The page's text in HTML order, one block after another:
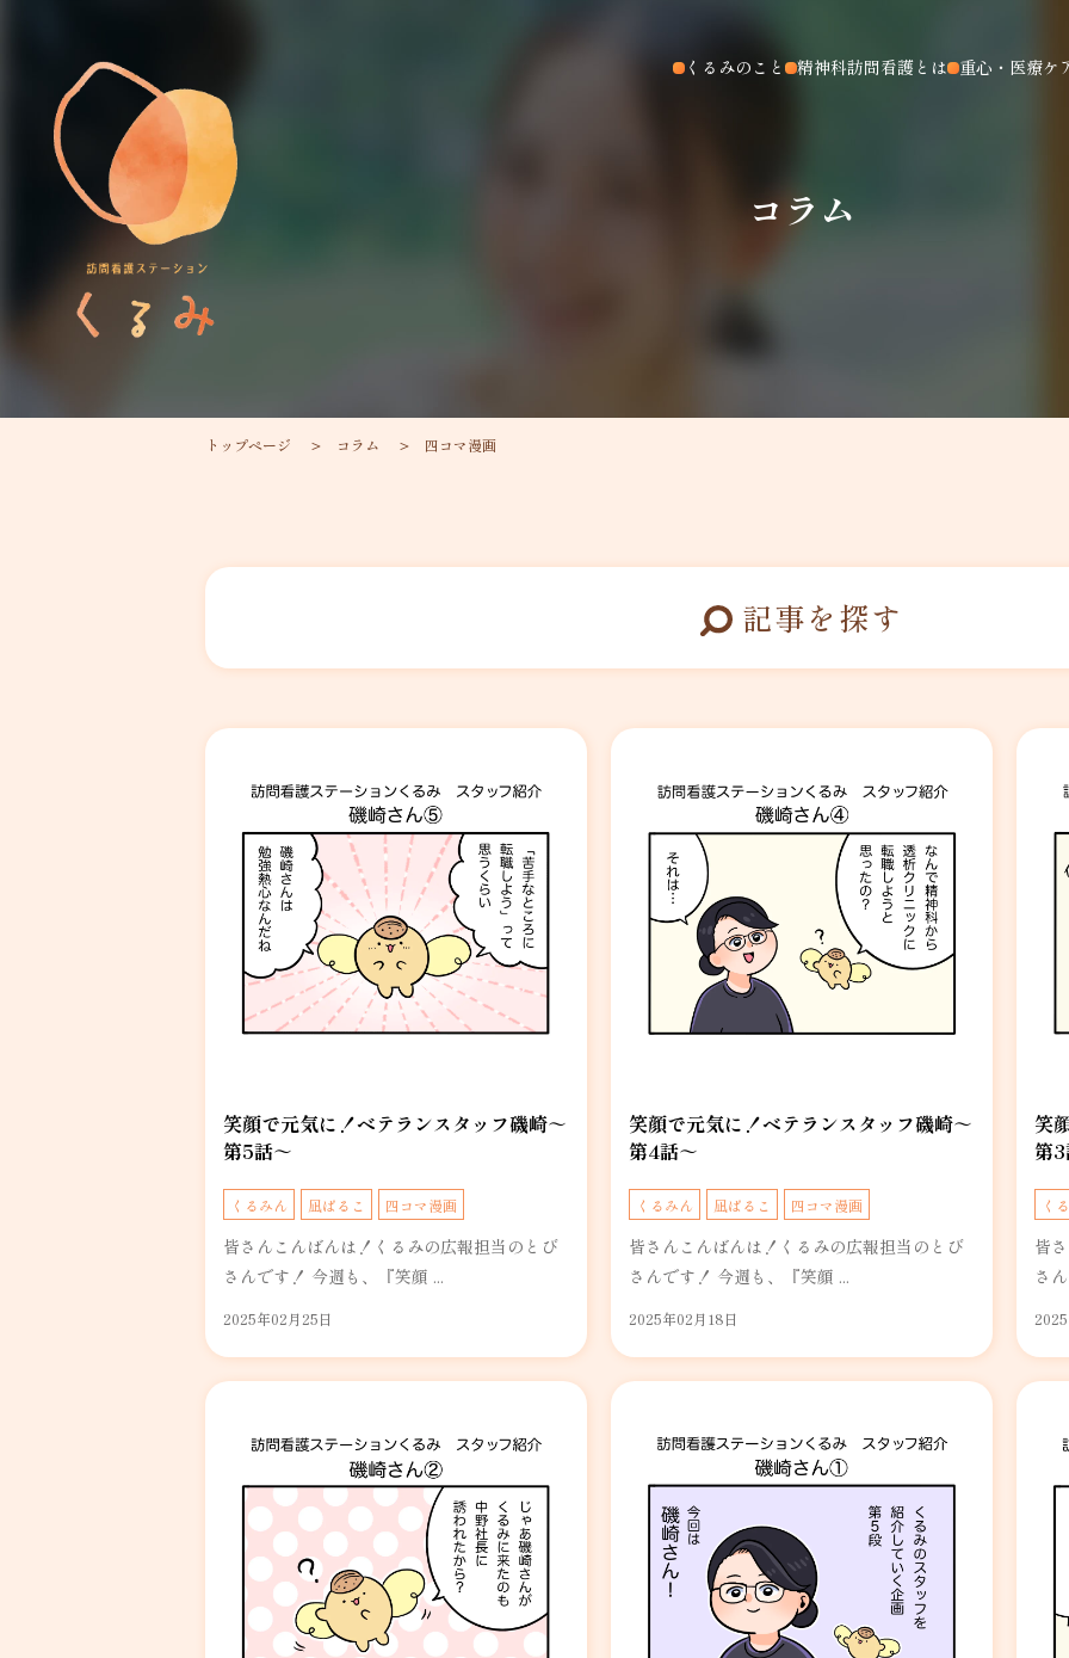
くるみのこと 精神科訪問看護とは 重心・医療ケ
コラム
トップページ コラム 四コマ漫画
記事を探す
笑顔で元気に！ベテランスタッフ磯崎～
第5話～
くるみん 凪ぱるこ 四コマ漫画
皆さんこんばんは！くるみの広報担当のとび
さんです！ 今週も、『笑顔 ...
2025年02月25日
笑顔で元気に！ベテランスタッフ磯崎～
第4話～
くるみん 凪ぱるこ 四コマ漫画
皆さんこんばんは！くるみの広報担当のとび
さんです！ 今週も、『笑顔 ...
2025年02月18日
笑
第
く
皆
さ